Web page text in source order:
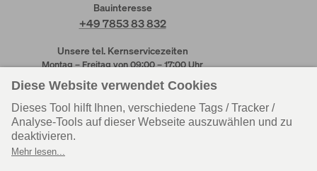
Bauinteresse
+49 7853 83 832
Unsere tel. Kernservicezeiten
Montag – Freitag von 09:00 – 17:00 Uhr
Rheinau-Linx
+49 7853 83 831
Wenden-Hünsborn
+49 2762 613 205
Personal